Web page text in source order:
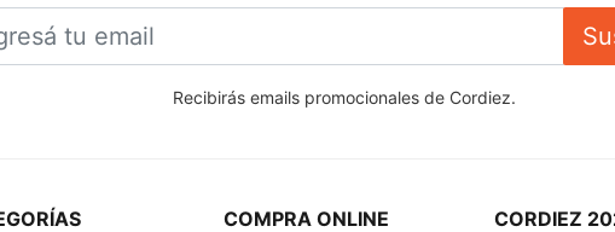
Recibirás emails promocionales de Cordiez.
COMPRA ONLINE CORDIEZ